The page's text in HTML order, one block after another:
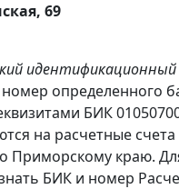
69
идентификационный
определенного
БИК
на расчетные
Приморскому краю.
БИК и номер